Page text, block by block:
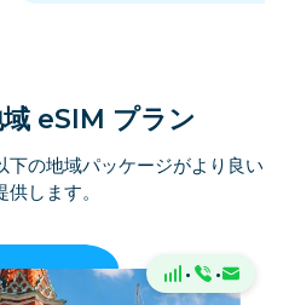
eSIM プラン
の地域パッケージがより良い
します。
· ·